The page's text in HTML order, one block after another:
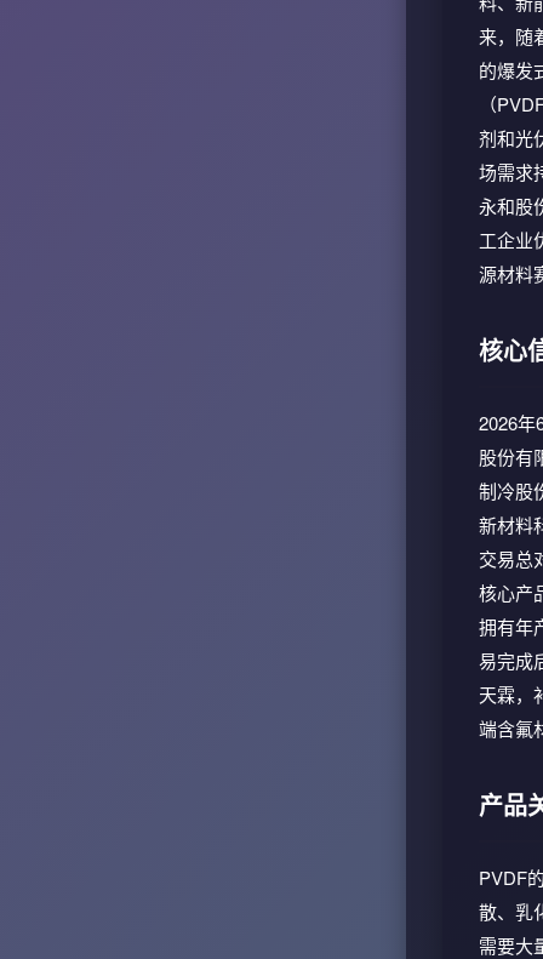
来，随
的爆发
（
剂和光
场需求
永和股
工企业
源材料
核心
2026年
股份有
制冷股
新材料
交易总
核心产
拥有年
易完成
天霖，
端含氟
产品
PVDF
散、乳
需要大